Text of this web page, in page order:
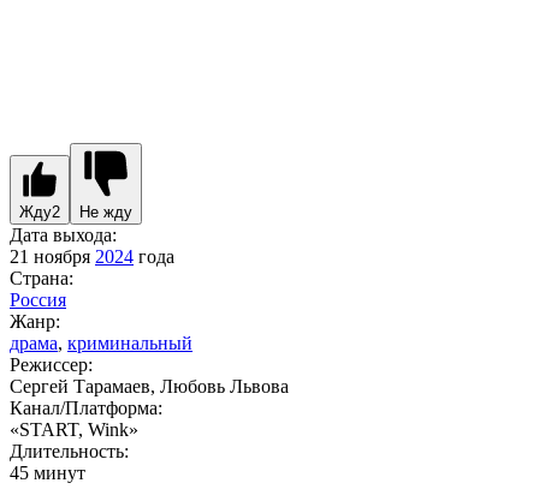
Жду2 Не жду
Дата выхода:
21 ноября 2024 года
Страна:
Россия
Жанр:
драма, криминальный
Режиссер:
Сергей Тарамаев, Любовь Львова
Канал/Платформа:
«START, Wink»
Длительность:
45 минут